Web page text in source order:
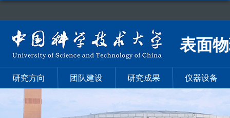
表面
研究方向 团队建设 研究成果 仪器设备